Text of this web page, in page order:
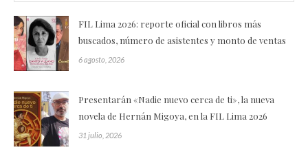
FIL Lima 2026: reporte oficial con libros más
buscados, número de asistentes y monto de ventas
6 agosto, 2026
Presentarán «Nadie nuevo cerca de ti», la nueva
novela de Hernán Migoya, en la FIL Lima 2026
31 julio, 2026